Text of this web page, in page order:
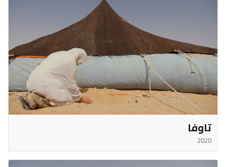
تاوفا
2020